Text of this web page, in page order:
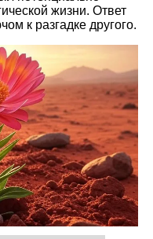
жизни. Ответ
к разгадке другого.